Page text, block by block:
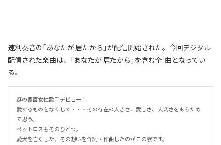
速利奏音の「あなたが 居たから」が配信開始された。今回デジタル
配信された楽曲は、「あなたが 居たから」を含む全1曲となってい
る。
謎の覆面女性歌手デビュー！
愛するものをなくして・・・その存在の大きさ、愛しさ、大切さをあらため
て思う。
ペットロスもそのひとつ。
愛犬を亡くした、その想いを作詞・作曲したのがこの歌です。